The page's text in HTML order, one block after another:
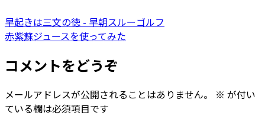
早起きは三文の徳 - 早朝スルーゴルフ
赤紫蘇ジュースを使ってみた
コメントをどうぞ
メールアドレスが公開されることはありません。 ※ が付い
ている欄は必須項目です